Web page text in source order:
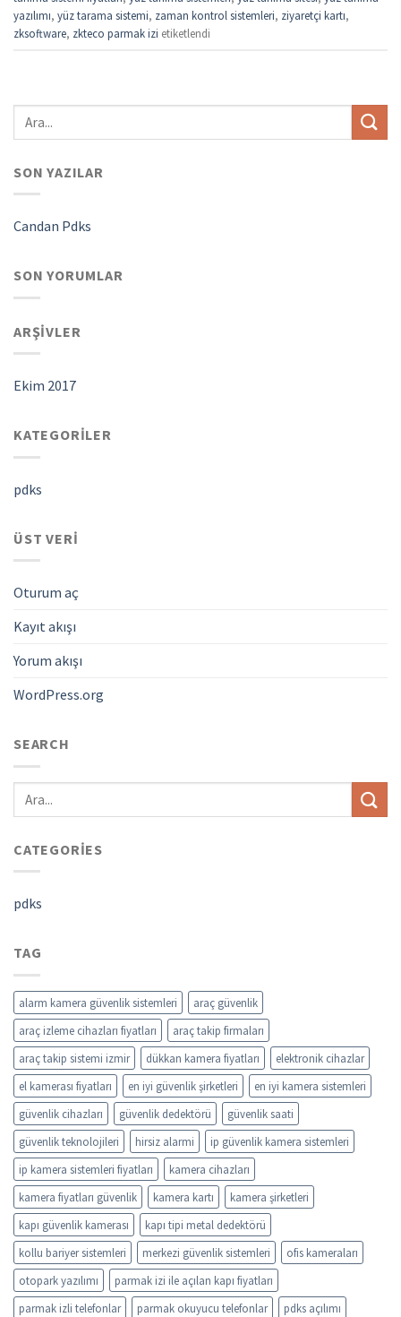
yazılımı, yüz tarama sistemi, zaman kontrol sistemleri, ziyaretçi kartı,
zksoftware, zkteco parmak izi etiketlendi
SON YAZILAR
Candan Pdks
SON YORUMLAR
ARŞIVLER
Ekim 2017
KATEGORILER
pdks
ÜST VERI
Oturum aç
Kayıt akışı
Yorum akışı
WordPress.org
SEARCH
CATEGORIES
pdks
TAG
alarm kamera güvenlik sistemleri
araç güvenlik
araç izleme cihazları fiyatları
araç takip firmaları
araç takip sistemi izmir
dükkan kamera fiyatları
elektronik cihazlar
el kamerası fiyatları
en iyi güvenlik şirketleri
en iyi kamera sistemleri
güvenlik cihazları
güvenlik dedektörü
güvenlik saati
güvenlik teknolojileri
hirsiz alarmi
ip güvenlik kamera sistemleri
ip kamera sistemleri fiyatları
kamera cihazları
kamera fiyatları güvenlik
kamera kartı
kamera şirketleri
kapı güvenlik kamerası
kapı tipi metal dedektörü
kollu bariyer sistemleri
merkezi güvenlik sistemleri
ofis kameraları
otopark yazılımı
parmak izi ile açılan kapı fiyatları
parmak izli telefonlar
parmak okuyucu telefonlar
pdks açılımı